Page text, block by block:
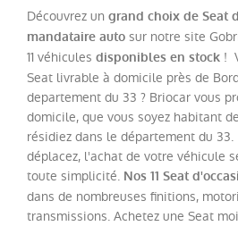
Catégorie
Année
Kilométrage
Prix
Découvrez un grand choix de Seat
mandataire auto sur notre site
11 véhicules disponibles en stock !
Seat livrable à domicile près de
departement du 33 ? Briocar vous
domicile, que vous soyez habitant
résidiez dans le département du
déplacez, l'achat de votre véhicule
toute simplicité. Nos 11 Seat
dans de nombreuses finitions,
transmissions. Achetez une Seat